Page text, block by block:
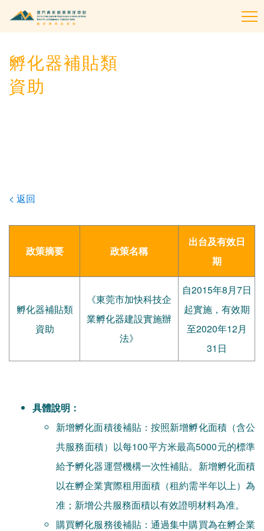
孵化器補貼類
資助
< 返回
政策摘要 政策名稱
出台及有效日
期
孵化器補貼類
資助
《東莞市加快科技企
業孵化器建設實施辦
法》
自2015年8月7日
起實施，有效期
至2020年12月
31日
具體說明：
新增孵化面積後補貼：按照新增孵化面積（含公
共服務面積）以每100平方米最高5000元的標準
給予孵化器運營機構一次性補貼。新增孵化面積
以在孵企業實際租用面積（租約需半年以上）為
准；新增公共服務面積以有效證明材料為准。
購買孵化服務後補貼：通過集中購買為在孵企業